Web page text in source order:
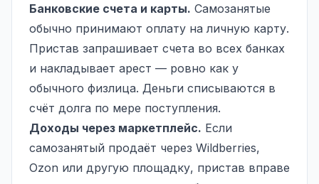
Банковские счета и карты. Самозанятые
обычно принимают оплату на личную карту.
Пристав запрашивает счета во всех банках
и накладывает арест — ровно как у
обычного физлица. Деньги списываются в
счёт долга по мере поступления.
Доходы через маркетплейс. Если
самозанятый продаёт через Wildberries,
Ozon или другую площадку, пристав вправе